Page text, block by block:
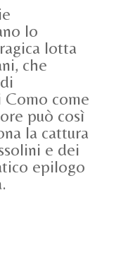
lo
lotta
che
Como come
può così
la cattura
e dei
epilogo